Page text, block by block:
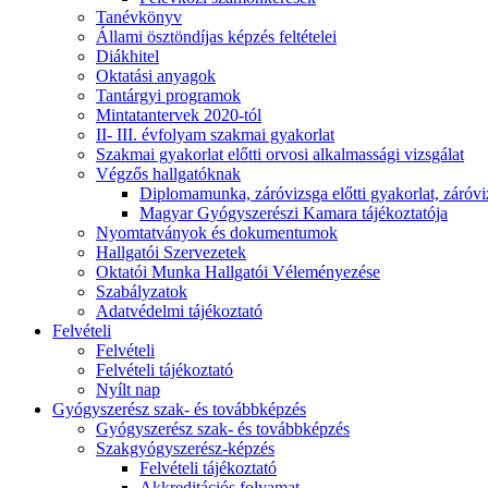
Tanévkönyv
Állami ösztöndíjas képzés feltételei
Diákhitel
Oktatási anyagok
Tantárgyi programok
Mintatantervek 2020-tól
II- III. évfolyam szakmai gyakorlat
Szakmai gyakorlat előtti orvosi alkalmassági vizsgálat
Végzős hallgatóknak
Diplomamunka, záróvizsga előtti gyakorlat,
Magyar Gyógyszerészi Kamara tájékoztatója
Nyomtatványok és dokumentumok
Hallgatói Szervezetek
Oktatói Munka Hallgatói Véleményezése
Szabályzatok
Adatvédelmi tájékoztató
Felvételi
Felvételi
Felvételi tájékoztató
Nyílt nap
Gyógyszerész szak- és továbbképzés
Gyógyszerész szak- és továbbképzés
Szakgyógyszerész-képzés
Felvételi tájékoztató